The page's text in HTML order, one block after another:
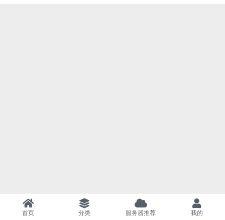
首页 分类 服务器推荐 我的